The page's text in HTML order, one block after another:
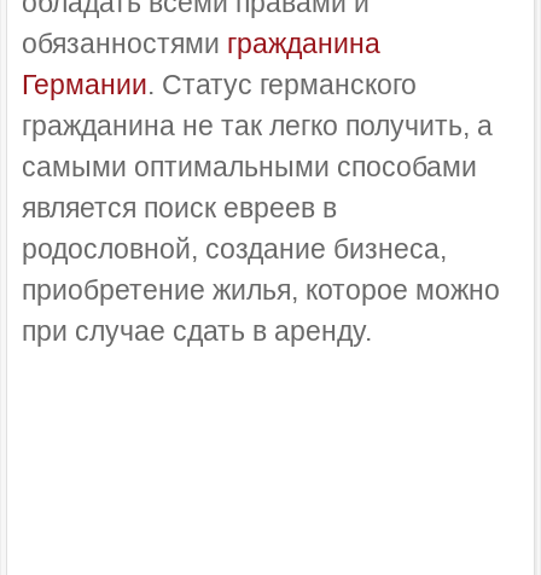
обязанностями гражданина
Германии. Статус германского
гражданина не так легко получить, а
самыми оптимальными способами
является поиск евреев в
родословной, создание бизнеса,
приобретение жилья, которое можно
при случае сдать в аренду.